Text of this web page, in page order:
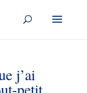
j’ai
petit